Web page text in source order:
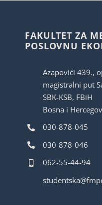
FAKULTET ZA
POSLOVNU
Azapovići 439.,
magistralni put
SBK-KSB, FBiH
Bosna i
030-878-045
030-878-046
062-55-44-94